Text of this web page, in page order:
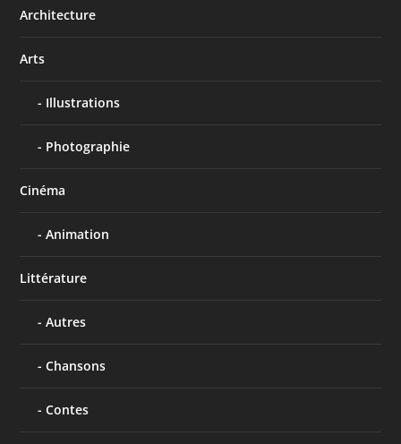
Architecture
Arts
Illustrations
Photographie
Cinéma
Animation
Littérature
Autres
Chansons
Contes